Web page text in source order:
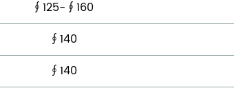
∮125-∮160
∮140
∮140